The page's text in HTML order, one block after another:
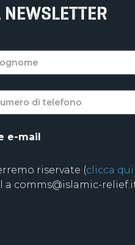
e-mail
riservate (clicca qui